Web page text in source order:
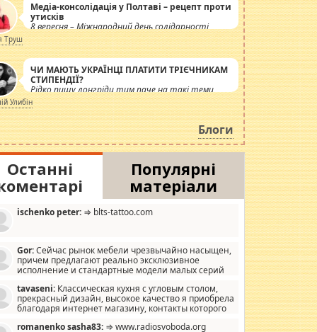
Медіа-консолідація у Полтаві – рецепт проти
утисків
8 вересня – Міжнародний день солідарності
журналістів.
Труш
ЧИ МАЮТЬ УКРАЇНЦІ ПЛАТИТИ ТРІЄЧНИКАМ
СТИПЕНДІЇ?
Рідко пишу лонгріди тим паче на такі теми,
але вже просто дістало! Обурюють сьогоднішні
інсенуації навколо стипендіального питання.
Штучно роздувається ще одна соціальна
катастрофа.
Улибін
Блоги
Останні
Популярні
матеріали
ischenko peter: ⇒ blts-tattoo.com
Gor:Сейчас рынок мебели чрезвычайно насыщен,
причем предлагают реально эксклюзивное
исполнение и стандартные модели малых серий
мало походит на стандартные формы, в MebelOk,
и что главное - со вкусом все в порядке,
ненужных наворотов удорожающих мебель, а это не
tavaseni: Классическая кухня с угловым столом,
прекрасный дизайн, высокое качество я приобрела
благодаря интернет магазину, контакты которого
romanenko sasha83: ⇒ www.radiosvoboda.org